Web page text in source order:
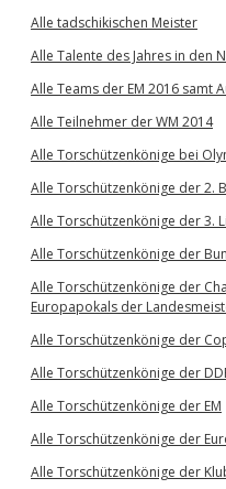
Alle tadschikischen Meister
Alle Talente des Jahres in den
Alle Teams der EM 2016 samt
Alle Teilnehmer der WM 2014
Alle Torschützenkönige bei
Alle Torschützenkönige der 2.
Alle Torschützenkönige der 3.
Alle Torschützenkönige der
Alle Torschützenkönige der
Europapokals der
Alle Torschützenkönige der
Alle Torschützenkönige der
Alle Torschützenkönige der EM
Alle Torschützenkönige der
Alle Torschützenkönige der